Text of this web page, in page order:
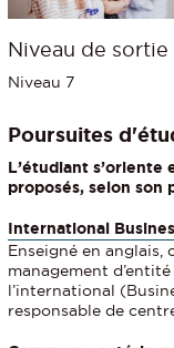
Niveau de sortie
Niveau 7
Poursuites
L’étudiant s’oriente
proposés, selon son
International
Enseigné en anglais,
management
l’international
responsable de